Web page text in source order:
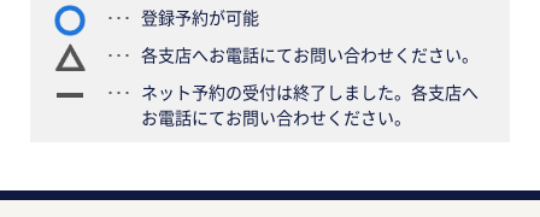
登録予約が可能
各支店へお電話にてお問い合わせください。
ネット予約の受付は終了しました。各支店へ
お電話にてお問い合わせください。